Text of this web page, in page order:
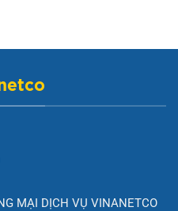
MẠI DỊCH VỤ VINANETCO